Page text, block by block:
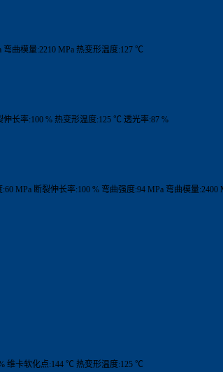
弯曲模量:2210 MPa 热变形温度:127 ℃
伸长率:100 % 热变形温度:125 ℃ 透光率:87 %
MPa 断裂伸长率:100 % 弯曲强度:94 MPa 弯曲模量
维卡软化点:144 ℃ 热变形温度:125 ℃